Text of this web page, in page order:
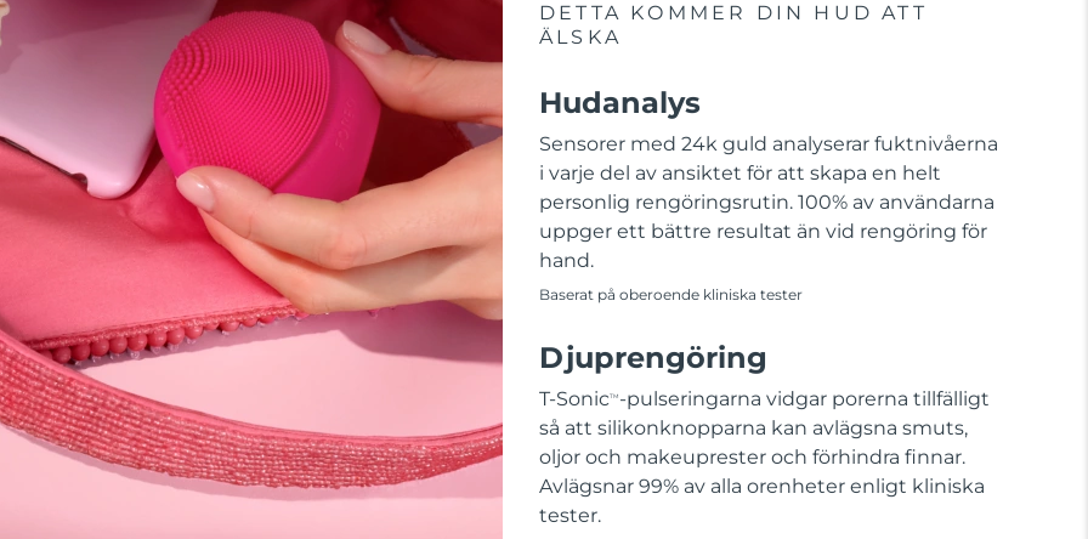
DETTA KOMMER DIN HUD ATT
ÄLSKA
Hudanalys
Sensorer med 24k guld analyserar fuktnivåerna
i varje del av ansiktet för att skapa en helt
personlig rengöringsrutin. 100% av användarna
uppger ett bättre resultat än vid rengöring för
hand.
Baserat på oberoende kliniska tester
Djuprengöring
T-SonicTM -pulseringarna vidgar porerna tillfälligt
så att silikonknopparna kan avlägsna smuts,
oljor och makeuprester och förhindra finnar.
Avlägsnar 99% av alla orenheter enligt kliniska
tester.